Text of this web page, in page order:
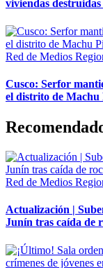
viviendas
Red de Medios
Cusco: Serfor
el distrito de Machu
Red de Medios
Actualización |
Junín tras caída de